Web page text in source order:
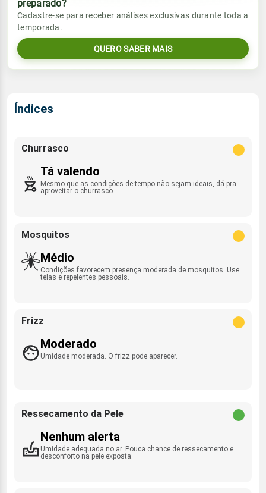
Umidade do ar
67% 91%
Rajada de vento
Sol
07:41h às 19:40h
Lua
Chuva
5.3mm
Umidade do ar
Vento
S - 6km/h
Rajada de vento
Sol
preparado?
Cadastre-se para receber análises exclusivas durante toda a
temporada.
QUERO SABER MAIS
Índices
Churrasco
Tá valendo
Mesmo que as condições de tempo não sejam ideais, dá pra
aproveitar o churrasco.
Mosquitos
Médio
Condições favorecem presença moderada de mosquitos. Use
telas e repelentes pessoais.
Frizz
Moderado
Umidade moderada. O frizz pode aparecer.
Ressecamento da Pele
Nenhum alerta
Umidade adequada no ar. Pouca chance de ressecamento e
desconforto na pele exposta.